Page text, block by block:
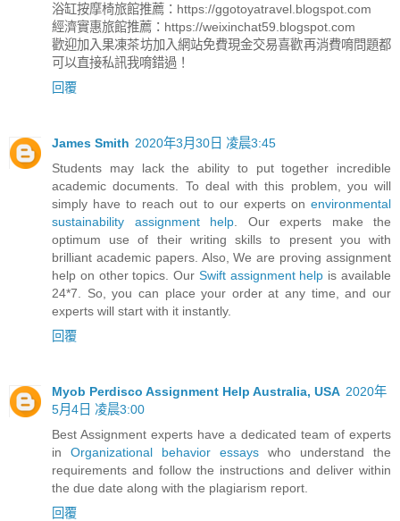
浴缸按摩椅旅館推薦：https://ggotoyatravel.blogspot.com
經濟實惠旅館推薦：https://weixinchat59.blogspot.com
歡迎加入果凍茶坊加入網站免費現金交易喜歡再消費唷問題都
可以直接私訊我唷錯過！
回覆
James Smith 2020年3月30日 凌晨3:45
Students may lack the ability to put together incredible
academic documents. To deal with this problem, you will
simply have to reach out to our experts on environmental
sustainability assignment help . Our experts make the
optimum use of their writing skills to present you with
brilliant academic papers. Also, We are proving assignment
help on other topics. Our Swift assignment help is available
24*7. So, you can place your order at any time, and our
experts will start with it instantly.
回覆
Myob Perdisco Assignment Help Australia, USA 2020年
5月4日 凌晨3:00
Best Assignment experts have a dedicated team of experts
in Organizational behavior essays who understand the
requirements and follow the instructions and deliver within
the due date along with the plagiarism report.
回覆